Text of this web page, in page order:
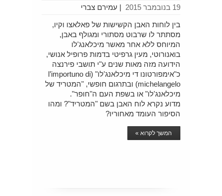
עמירם צברי | 19 בנובמבר 2015
בין לוחות האבן הקשישות של פאלאצו וקיו,
מסתתר לו שרבוט מסתורי ומגולף באבן,
המיוחס ללא אחר מאשר מיכלאנג'לו
בואנורוטי, מעין גרפיטי בדמות פרופיל אנושי,
הידועה מזה מאות שנים ע"י תושבי פירנצה
כ"אימפורטונו די מיכלאנג'לו" (l’importuno di
michelangelo) ובתרגום חופשי, "המטריד של
מיכלאנג'לו" או בשפת העם ה"חופר".
מדוע נקרא לוח האבן בשם "המטריד"? ומהו
הסיפור העומד מאחוריו?
המשך לקרוא »